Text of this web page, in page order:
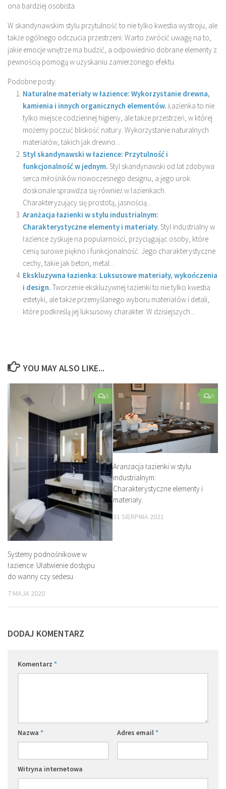
ona bardziej osobista.
W skandynawskim stylu przytulność to nie tylko kwestia wystroju, ale
także ogólnego odczucia przestrzeni. Warto zwrócić uwagę na to,
jakie emocje wnętrze ma budzić, a odpowiednio dobrane elementy z
pewnością pomogą w uzyskaniu zamierzonego efektu.
Podobne posty:
Naturalne materiały w łazience: Wykorzystanie drewna,
kamienia i innych organicznych elementów. Łazienka to nie
tylko miejsce codziennej higieny, ale także przestrzeń, w której
możemy poczuć bliskość natury. Wykorzystanie naturalnych
materiałów, takich jak drewno...
Styl skandynawski w łazience: Przytulność i
funkcjonalność w jednym. Styl skandynawski od lat zdobywa
serca miłośników nowoczesnego designu, a jego urok
doskonale sprawdza się również w łazienkach.
Charakteryzujący się prostotą, jasnością...
Aranżacja łazienki w stylu industrialnym:
Charakterystyczne elementy i materiały. Styl industrialny w
łazience zyskuje na popularności, przyciągając osoby, które
cenią surowe piękno i funkcjonalność. Jego charakterystyczne
cechy, takie jak beton, metal...
Ekskluzywna łazienka: Luksusowe materiały, wykończenia
i design. Tworzenie ekskluzywnej łazienki to nie tylko kwestia
estetyki, ale także przemyślanego wyboru materiałów i detali,
które podkreślą jej luksusowy charakter. W dzisiejszych...
YOU MAY ALSO LIKE...
0
Systemy podnośnikowe w
łazience: Ułatwienie dostępu
do wanny czy sedesu.
7 MAJA 2020
0
Aranżacja łazienki w stylu
industrialnym:
Charakterystyczne elementy i
materiały.
31 SIERPNIA 2021
DODAJ KOMENTARZ
Komentarz *
Nazwa * Adres email*
Witryna internetowa